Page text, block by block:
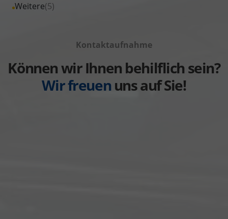
anzeigen
Volkswagen
Weitere(5)
Alle
anzeigen
Kontaktaufnahme
Können wir Ihnen behilflich sein?
Wir freuenuns auf Sie!